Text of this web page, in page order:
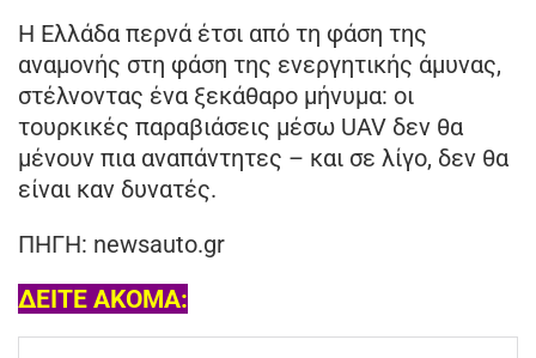
Η Ελλάδα περνά έτσι από τη φάση της
αναμονής στη φάση της ενεργητικής άμυνας,
στέλνοντας ένα ξεκάθαρο μήνυμα: οι
τουρκικές παραβιάσεις μέσω UAV δεν θα
μένουν πια αναπάντητες – και σε λίγο, δεν θα
είναι καν δυνατές.
ΠΗΓΗ: newsauto.gr
ΔΕΙΤΕ ΑΚΟΜΑ: